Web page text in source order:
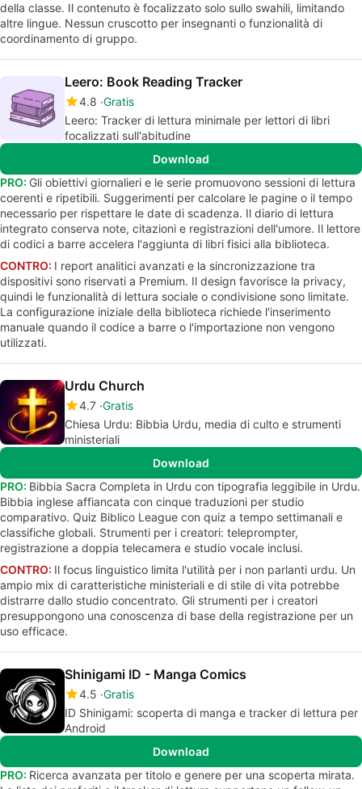
della classe. Il contenuto è focalizzato solo sullo swahili, limitando
altre lingue. Nessun cruscotto per insegnanti o funzionalità di
coordinamento di gruppo.
Leero: Book Reading Tracker
4.8 Gratis
Leero: Tracker di lettura minimale per lettori di libri
focalizzati sull'abitudine
Download
PRO: Gli obiettivi giornalieri e le serie promuovono sessioni di lettura
coerenti e ripetibili. Suggerimenti per calcolare le pagine o il tempo
necessario per rispettare le date di scadenza. Il diario di lettura
integrato conserva note, citazioni e registrazioni dell'umore. Il lettore
di codici a barre accelera l'aggiunta di libri fisici alla biblioteca.
CONTRO: I report analitici avanzati e la sincronizzazione tra
dispositivi sono riservati a Premium. Il design favorisce la privacy,
quindi le funzionalità di lettura sociale o condivisione sono limitate.
La configurazione iniziale della biblioteca richiede l'inserimento
manuale quando il codice a barre o l'importazione non vengono
utilizzati.
Urdu Church
4.7 Gratis
Chiesa Urdu: Bibbia Urdu, media di culto e strumenti
ministeriali
Download
PRO: Bibbia Sacra Completa in Urdu con tipografia leggibile in Urdu.
Bibbia inglese affiancata con cinque traduzioni per studio
comparativo. Quiz Biblico League con quiz a tempo settimanali e
classifiche globali. Strumenti per i creatori: teleprompter,
registrazione a doppia telecamera e studio vocale inclusi.
CONTRO: Il focus linguistico limita l'utilità per i non parlanti urdu. Un
ampio mix di caratteristiche ministeriali e di stile di vita potrebbe
distrarre dallo studio concentrato. Gli strumenti per i creatori
presuppongono una conoscenza di base della registrazione per un
uso efficace.
Shinigami ID - Manga Comics
4.5 Gratis
ID Shinigami: scoperta di manga e tracker di lettura per
Android
Download
PRO: Ricerca avanzata per titolo e genere per una scoperta mirata.